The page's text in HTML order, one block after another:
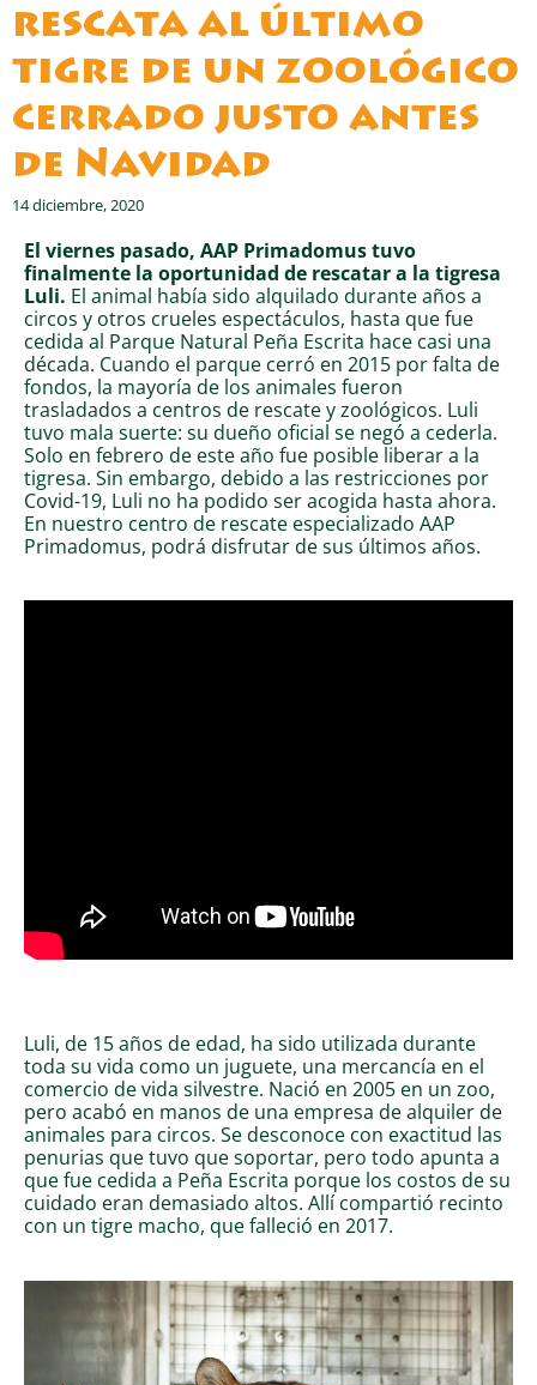
rescata al último
tigre de un zoológico
cerrado justo antes
de Navidad
14 diciembre, 2020
El viernes pasado, AAP Primadomus tuvo
finalmente la oportunidad de rescatar a la tigresa
Luli. El animal había sido alquilado durante años a
circos y otros crueles espectáculos, hasta que fue
cedida al Parque Natural Peña Escrita hace casi una
década. Cuando el parque cerró en 2015 por falta de
fondos, la mayoría de los animales fueron
trasladados a centros de rescate y zoológicos. Luli
tuvo mala suerte: su dueño oficial se negó a cederla.
Solo en febrero de este año fue posible liberar a la
tigresa. Sin embargo, debido a las restricciones por
Covid-19, Luli no ha podido ser acogida hasta ahora.
En nuestro centro de rescate especializado AAP
Primadomus, podrá disfrutar de sus últimos años.
Luli, de 15 años de edad, ha sido utilizada durante
toda su vida como un juguete, una mercancía en el
comercio de vida silvestre. Nació en 2005 en un zoo,
pero acabó en manos de una empresa de alquiler de
animales para circos. Se desconoce con exactitud las
penurias que tuvo que soportar, pero todo apunta a
que fue cedida a Peña Escrita porque los costos de su
cuidado eran demasiado altos. Allí compartió recinto
con un tigre macho, que falleció en 2017.